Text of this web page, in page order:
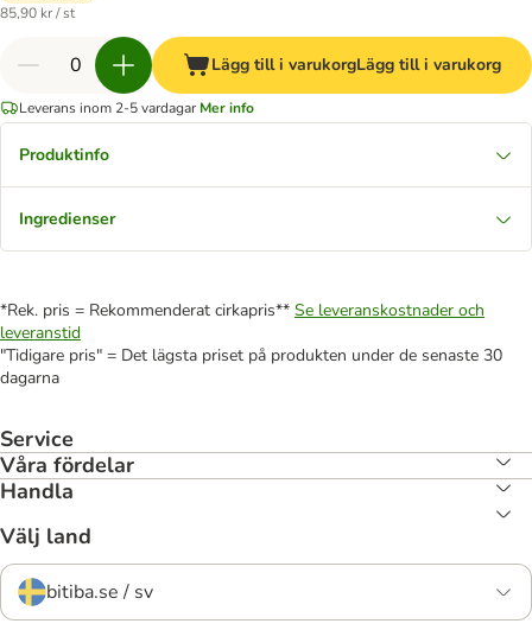
85,90 kr / st
Lägg till i varukorgLägg till i varukorg
Leverans inom 2-5 vardagar Mer info
Produktinfo
Ingredienser
*Rek. pris = Rekommenderat cirkapris** Se leveranskostnader och
leveranstid
"Tidigare pris" = Det lägsta priset på produkten under de senaste 30
dagarna
Service
Våra fördelar
Handla
Välj land
bitiba.se / sv